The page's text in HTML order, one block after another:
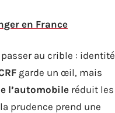
en France
au crible : identité
garde un œil, mais
l’automobile réduit les
prudence prend une